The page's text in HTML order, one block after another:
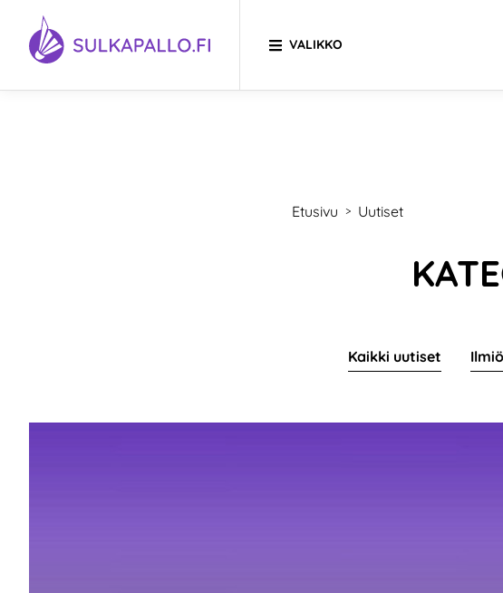
Siirry sivun sisältöön
SIIRRY ETUSIVULLE
VALIKKO
Etusivu > Uutiset
Kaikki uutiset Ilmiö